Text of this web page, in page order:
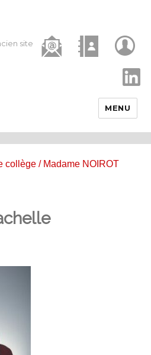
site
MENU
collège/ Madame NOIROT